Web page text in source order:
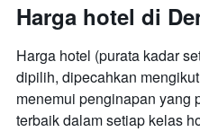
Harga hotel di
Harga hotel (purata kadar
dipilih, dipecahkan
menemui penginapan yang
terbaik dalam setiap kelas